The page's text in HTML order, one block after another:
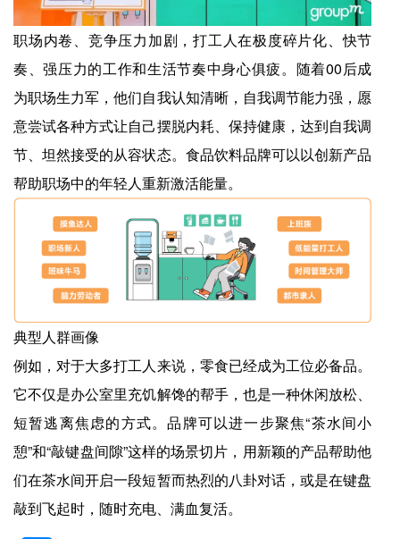
职场内卷、竞争压力加剧，打工人在极度碎片化、快节
奏、强压力的工作和生活节奏中身心俱疲。随着00后成
为职场生力军，他们自我认知清晰，自我调节能力强，愿
意尝试各种方式让自己摆脱内耗、保持健康，达到自我调
节、坦然接受的从容状态。食品饮料品牌可以以创新产品
帮助职场中的年轻人重新激活能量。
典型人群画像
例如，对于大多打工人来说，零食已经成为工位必备品。
它不仅是办公室里充饥解馋的帮手，也是一种休闲放松、
短暂逃离焦虑的方式。品牌可以进一步聚焦“茶水间小
憩”和“敲键盘间隙”这样的场景切片，用新颖的产品帮助他
们在茶水间开启一段短暂而热烈的八卦对话，或是在键盘
敲到飞起时，随时充电、满血复活。